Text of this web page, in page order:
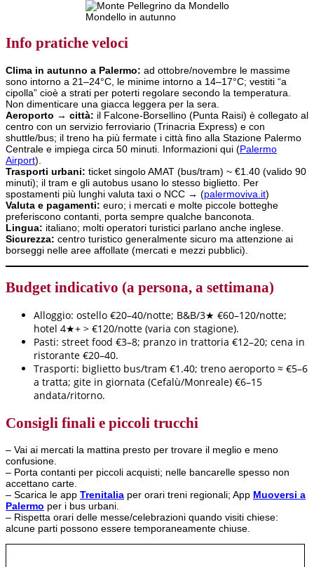
Mondello in autunno
Info pratiche veloci
Clima in autunno a Palermo: ad ottobre/novembre le massime
sono intorno a 21–24°C, le minime intorno a 14–17°C; vestiti “a
cipolla” cioè a strati per poterti regolare secondo la temperatura.
Non dimenticare una giacca leggera per la sera.
Aeroporto → città: il Falcone-Borsellino (Punta Raisi) è collegato al
centro con un servizio ferroviario (Trinacria Express) e con
shuttle/bus; il treno ha più fermate i città fino alla Stazione Palermo
Centrale e impiega circa 50 minuti. Informazioni qui (Palermo
Airport).
Trasporti urbani: ticket singolo AMAT (bus/tram) ~ €1.40 (valido 90
minuti); il tram e gli autobus usano lo stesso biglietto. Per
spostamenti più lunghi valuta taxi o NCC → (palermoviva.it)
Valuta e pagamenti: euro; i mercati e molte piccole botteghe
preferiscono contanti, porta sempre qualche banconota.
Lingua: italiano; molti operatori turistici parlano anche inglese.
Sicurezza: centro turistico generalmente sicuro ma attenzione ai
borseggi nelle aree affollate (mercati e mezzi pubblici).
Budget indicativo (a persona, a settimana)
Alloggio: ostello €20–40/notte; B&B/3★ €60–120/notte;
hotel 4★+ > €120/notte (varia con stagione).
Pasti: street food €3–8; pranzo in trattoria €12–20; cena in
ristorante €20–40.
Trasporti: biglietto bus/tram €1.40; treno aeroporto ≈ €5–6
a tratta; gite in giornata (Cefalù/Monreale) €6–15
andata/ritorno.
Consigli finali e piccoli trucchi
– Vai ai mercati la mattina presto per trovare il meglio e meno
confusione.
– Porta contanti per piccoli acquisti; nelle bancarelle spesso non
accettano carte.
– Scarica le app Trenitalia per orari treni regionali; App Muoversi a
Palermo per i bus urbani.
– Rispetta orari delle messe/celebrazioni quando visiti chiese:
alcune parti possono essere temporaneamente chiuse.